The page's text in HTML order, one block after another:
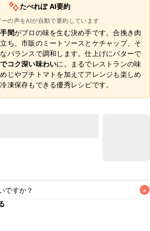
たべれぽ AI要約
の声をAIが自動で要約しています
間がプロの味を生む決め手です。合挽き肉
ち、市販のミートソースとケチャップ、そ
バランスで調和します。仕上げにバターで
コク深い味わいに。まるでレストランの味
じやプチトマトを加えてアレンジも楽しめ
凍保存もできる優秀レシピです。
ですか？ +
来たてをお召し上がりいただくことをお